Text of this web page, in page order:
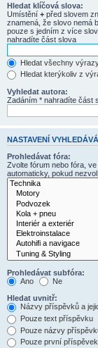
Hledat klíčová slova:
Umístění + před slovem
znamená, že slovo nemá
pouze s jedním z více
nahradíte část slova
Hledat všechny
Hledat kterýkoliv z
Vyhledat autora:
Zadáním * nahradíte část
NASTAVENÍ
Prohledávat fóra:
Zvolte fórum nebo fóra,
automaticky, pokud
Prohledávat subfóra:
Ano
Ne
Hledat uvnitř:
Názvy příspěvků a
Pouze text příspěvku
Pouze názvy
Pouze první